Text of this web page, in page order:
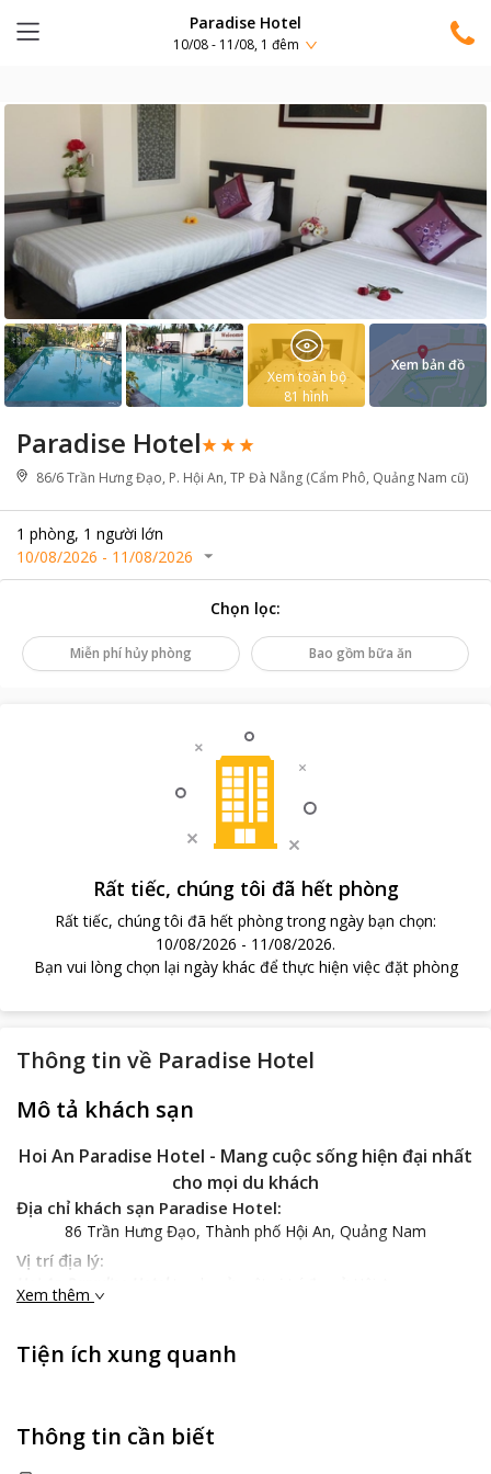
Paradise Hotel
10/08 - 11/08, 1 đêm
Paradise Hotel
86/6 Trần Hưng Đạo, P. Hội An, TP Đà Nẵng (Cẩm Phô, Quảng Nam cũ)
1 phòng, 1 người lớn
10/08/2026 - 11/08/2026
Xem toàn bộ
81 hình
Xem bản đồ
Chọn lọc:
Miễn phí hủy phòng Bao gồm bữa ăn
Rất tiếc, chúng tôi đã hết phòng
Rất tiếc, chúng tôi đã hết phòng trong ngày bạn chọn:
10/08/2026 - 11/08/2026.
Bạn vui lòng chọn lại ngày khác để thực hiện việc đặt phòng
Thông tin về Paradise Hotel
Mô tả khách sạn
Hoi An Paradise Hotel - Mang cuộc sống hiện đại nhất
cho mọi du khách
Địa chỉ khách sạn Paradise Hotel:
86 Trần Hưng Đạo, Thành phố Hội An, Quảng Nam
Vị trí địa lý:
Hoi An Paradise Hotel
trung tâm thành phố với giao thông thuận lợi, các phương tiện đi
quá trình di chuyển tới tham quan những nơi nổi tiếng trong
Đặc điểm khách sạn:
Hoi An Paradise Hotel được xây dựng là một khách sạn cao cấp
Xem thêm
Tiện ích xung quanh
Thông tin cần biết